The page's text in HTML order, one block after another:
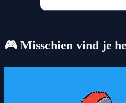
🎮 Misschien vind je